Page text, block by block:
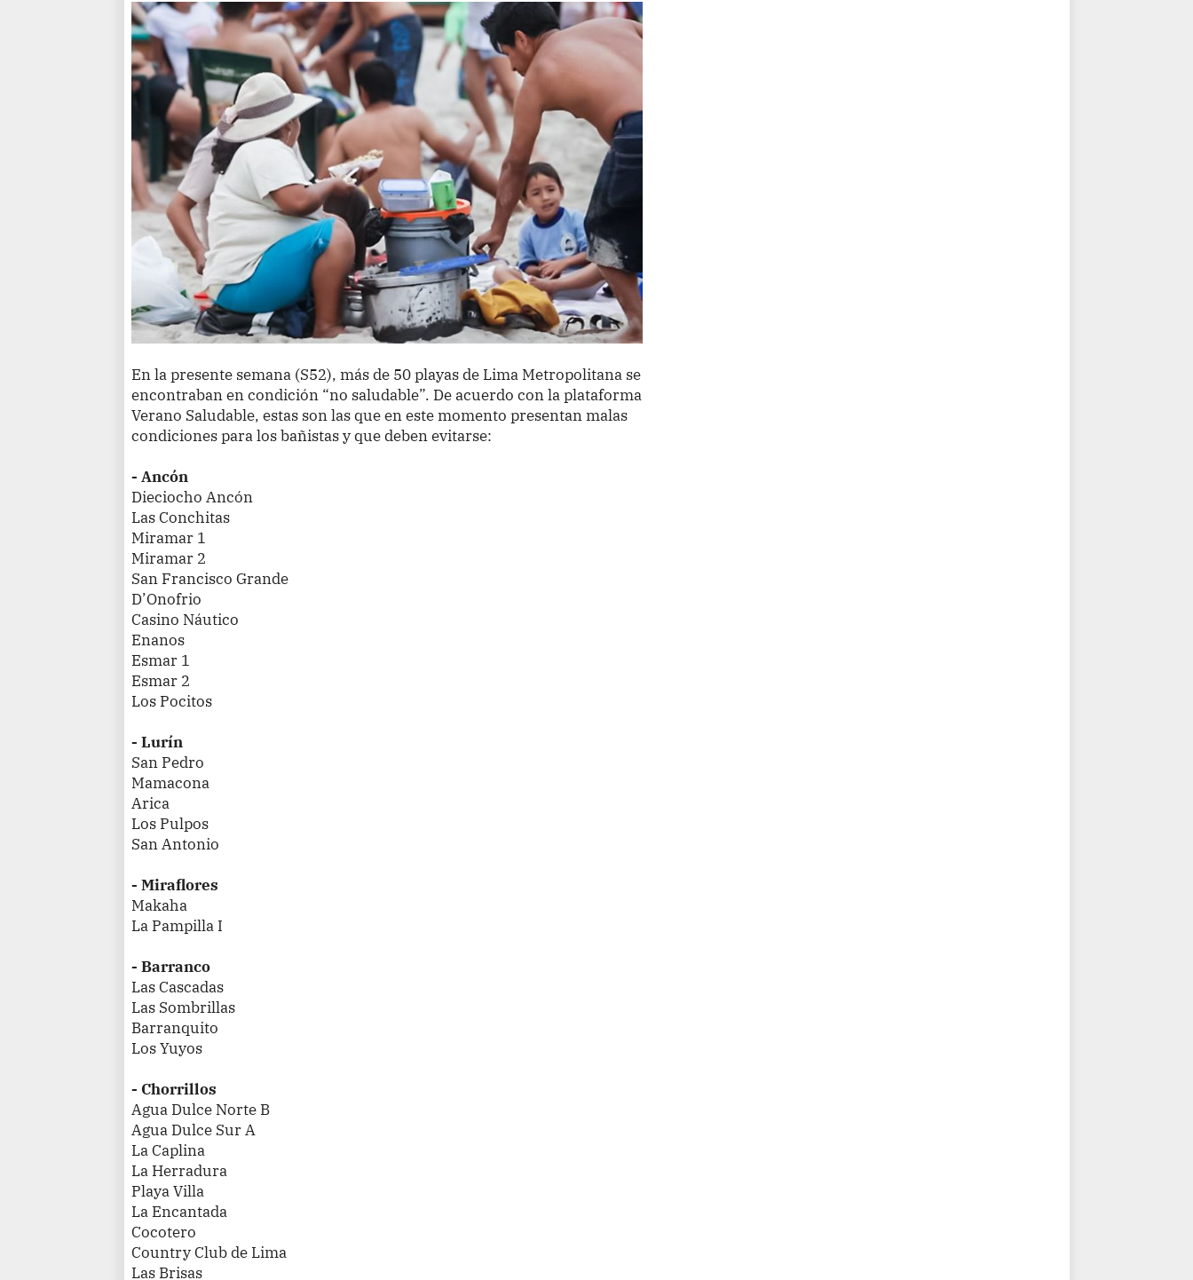
En la presente semana (S52), más de 50 playas de Lima Metropolitana se
encontraban en condición “no saludable”. De acuerdo con la plataforma
Verano Saludable, estas son las que en este momento presentan malas
condiciones para los bañistas y que deben evitarse:
- Ancón
Dieciocho Ancón
Las Conchitas
Miramar 1
Miramar 2
San Francisco Grande
D’Onofrio
Casino Náutico
Enanos
Esmar 1
Esmar 2
Los Pocitos
- Lurín
San Pedro
Mamacona
Arica
Los Pulpos
San Antonio
- Miraflores
Makaha
La Pampilla I
- Barranco
Las Cascadas
Las Sombrillas
Barranquito
Los Yuyos
- Chorrillos
Agua Dulce Norte B
Agua Dulce Sur A
La Caplina
La Herradura
Playa Villa
La Encantada
Cocotero
Country Club de Lima
Las Brisas